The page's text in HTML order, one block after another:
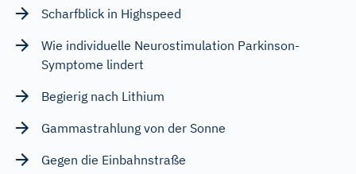
Scharfblick in Highspeed
Wie individuelle Neurostimulation Parkinson-
Symptome lindert
Begierig nach Lithium
Gammastrahlung von der Sonne
Gegen die Einbahnstraße